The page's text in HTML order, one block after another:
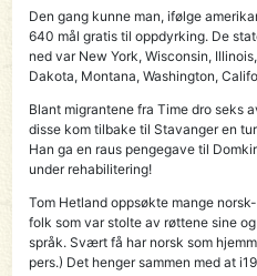
Den gang kunne man, ifølge
640 mål gratis til oppdyrking. De
ned var New York, Wisconsin,
Dakota, Montana, Washington,
Blant migrantene fra Time dro seks
disse kom tilbake til Stavanger en
Han ga en raus pengegave til
under rehabilitering!
Tom Hetland oppsøkte mange
folk som var stolte av røttene sine
språk. Svært få har norsk som
pers.) Det henger sammen med at